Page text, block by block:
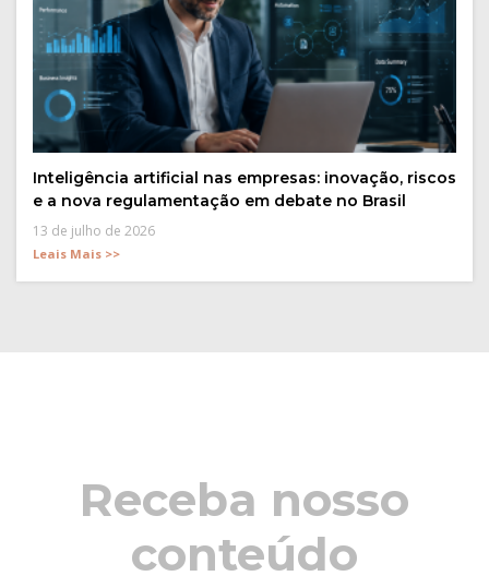
Inteligência artificial nas empresas: inovação, riscos
e a nova regulamentação em debate no Brasil
13 de julho de 2026
Leais Mais >>
Receba nosso
conteúdo